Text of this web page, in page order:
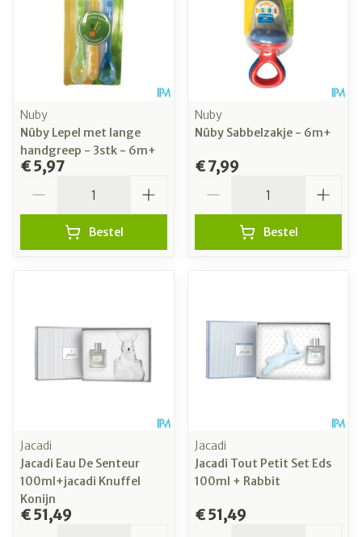
Nuby
Nûby Lepel met lange
handgreep - 3stk - 6m+
€ 5,97
Bestel
Nuby
Nûby Sabbelzakje - 6m+
€ 7,99
Bestel
Jacadi
Jacadi Eau De Senteur
100ml+jacadi Knuffel
Konijn
€ 51,49
Jacadi
Jacadi Tout Petit Set Eds
100ml + Rabbit
€ 51,49